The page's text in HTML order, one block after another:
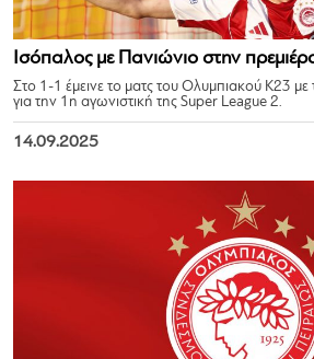
Ισόπαλος με Πανιώνιο στην
Στο 1-1 έμεινε το ματς του Ολυμπιακού Κ23
για την 1η αγωνιστική της Super League 2.
14.09.2025